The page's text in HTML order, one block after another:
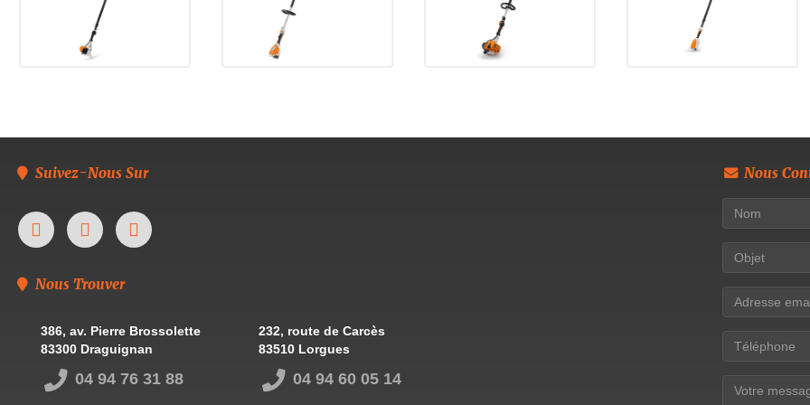
Suivez-Nous Sur
Nous Trouver
386, av. Pierre Brossolette
83300 Draguignan
04 94 76 31 88
232, route de Carcès
83510 Lorgues
04 94 60 05 14
Nous